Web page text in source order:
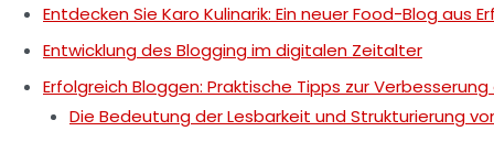
Entdecken Sie Karo Kulinarik: Ein neuer Food-Blog aus
Entwicklung des Blogging im digitalen Zeitalter
Erfolgreich Bloggen: Praktische Tipps zur
Die Bedeutung der Lesbarkeit und Strukturierung